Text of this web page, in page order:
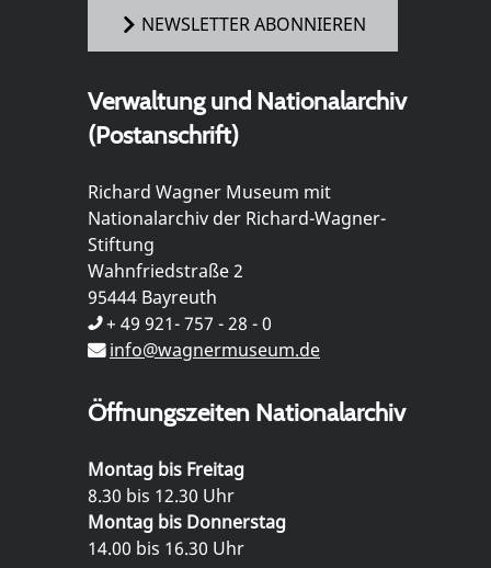
NEWSLETTER ABONNIEREN
Verwaltung und Nationalarchiv
(Postanschrift)
Richard Wagner Museum mit
Nationalarchiv der Richard-Wagner-
Stiftung
Wahnfriedstraße 2
95444 Bayreuth
+ 49 921- 757 - 28 - 0
info@wagnermuseum.de
Öffnungszeiten Nationalarchiv
Montag bis Freitag
8.30 bis 12.30 Uhr
Montag bis Donnerstag
14.00 bis 16.30 Uhr